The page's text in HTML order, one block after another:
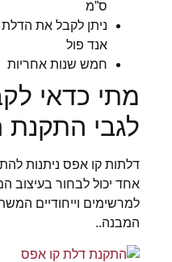
ניתן לקבל את הדלת גם
אנד פול
חמש שנות אחריות
מתי כדאי
לגבי התקנת
דלתות קו אפס ניתנות להתאמה
אחד יכול לבחור בעיצוב
למרשימים וייחודיים
המבנה..